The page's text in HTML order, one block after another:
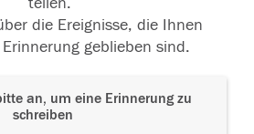
die Ereignisse, die Ihnen
geblieben sind.
an, um eine Erinnerung zu
schreiben